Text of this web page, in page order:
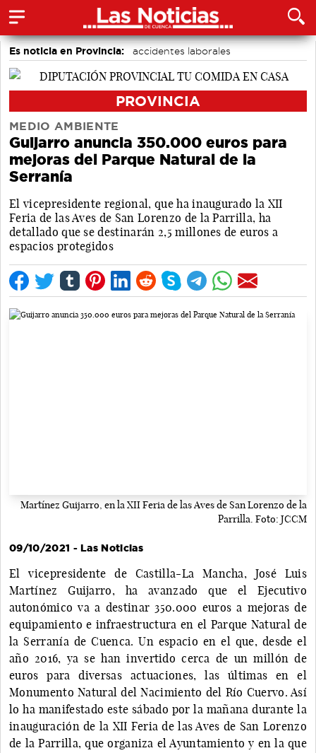
Es noticia en Provincia:
accidentes laborales
Medio Ambiente
PROVINCIA
MEDIO AMBIENTE
Guijarro anuncia 350.000 euros para
mejoras del Parque Natural de la
Serranía
El vicepresidente regional, que ha inaugurado la XII
Feria de las Aves de San Lorenzo de la Parrilla, ha
detallado que se destinarán 2,5 millones de euros a
espacios protegidos
Martínez Guijarro, en la XII Feria de las Aves de San Lorenzo de la
Parrilla. Foto: JCCM
09/10/2021 - Las Noticias
El vicepresidente de Castilla-La Mancha, José Luis
Martínez Guijarro, ha avanzado que el Ejecutivo
autonómico va a destinar 350.000 euros a mejoras de
equipamiento e infraestructura en el Parque Natural de
la Serranía de Cuenca. Un espacio en el que, desde el
año 2016, ya se han invertido cerca de un millón de
euros para diversas actuaciones, las últimas en el
Monumento Natural del Nacimiento del Río Cuervo. Así
lo ha manifestado este sábado por la mañana durante la
inauguración de la XII Feria de las Aves de San Lorenzo
de la Parrilla, que organiza el Ayuntamiento y en la que